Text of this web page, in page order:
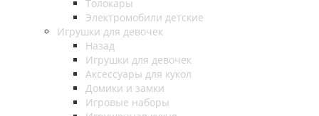
Толокары
Электромобили детские
Игрушки для девочек
Назад
Игрушки для девочек
Аксессуары для кукол
Домики и замки
Игровые наборы